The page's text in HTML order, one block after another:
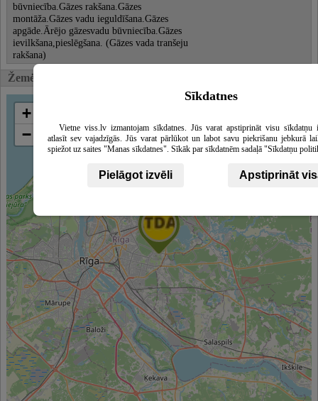
būvniecība.Gāzes rakšana.Gāzes
montāža.Gāzes vadu ieguldīšana.Gāzes
apgāde.Ārējo gāzesvadu būvniecība.Gāzes
ievilkšana,pieslēgšana. (Gāzes vada tranšeju
rakšana)
Žemėlapis, Susijusios įmonės
+
−
Sīkdatnes
Vietne viss.lv izmantojam sīkdatnes. Jūs varat apstiprināt visu sīkdatņu
atlasīt sev vajadzīgās. Jūs varat pārlūkot un labot savu piekrišanu jebkurā
spiežot uz saites "Manas sīkdatnes". Sīkāk par sīkdatnēm sadaļā "Sīkdatņu
Pielāgot izvēli Apstiprināt